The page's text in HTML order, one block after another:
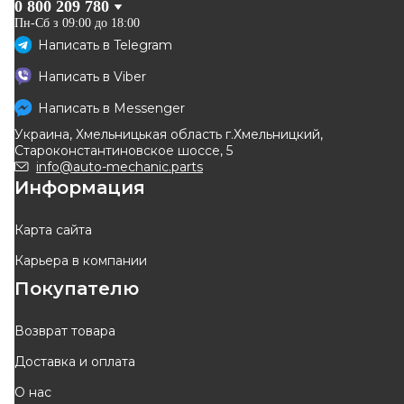
JP GROUP
Тормозные колодки пер.
Renault Megane/Scenic/Clio
02-(ATE)
Код: 4363602810
756 грн
681 грн
КУПИТЬ
Отправка
1 183 грн
1 065
- 10 %
FERODO
0 800 209 780
Пн-Сб з 09:00 до 18:00
Написать в Telegram
Написать в Viber
Написать в Messenger
Украина, Хмельницькая область г.Хмельницкий,
Староконстантиновское шоссе, 5
info@auto-mechanic.parts
Информация
Карта сайта
Карьера в компании
Покупателю
Возврат товара
Доставка и оплата
О нас